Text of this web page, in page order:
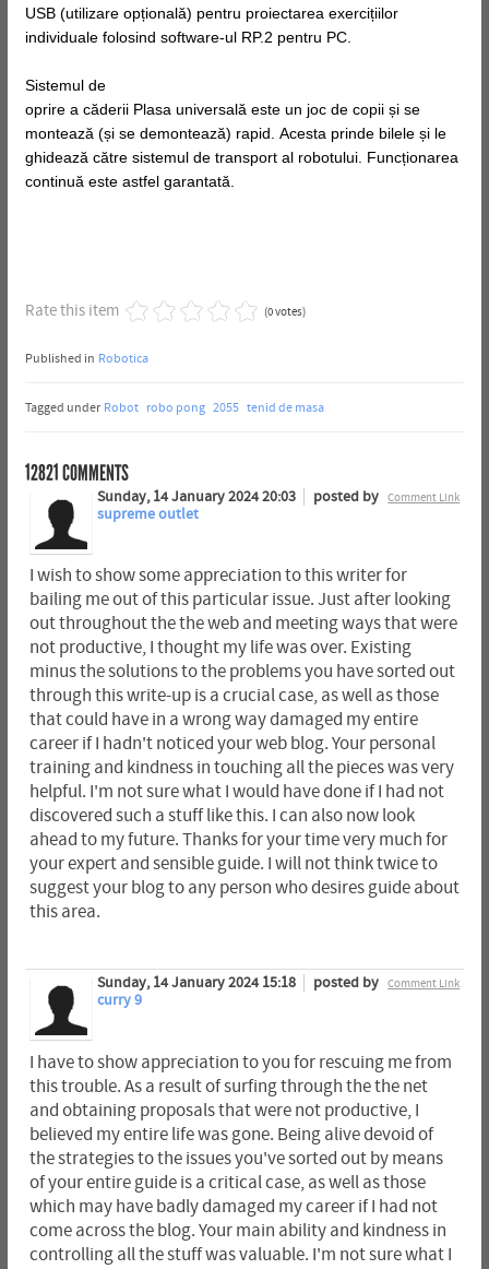
USB (utilizare opțională) pentru proiectarea exercițiilor
individuale folosind software-ul RP.2 pentru PC.
Sistemul de
oprire a căderii Plasa universală este un joc de copii și se
montează (și se demontează) rapid. Acesta prinde bilele și le
ghidează către sistemul de transport al robotului. Funcționarea
continuă este astfel garantată.
Rate this item (0 votes)
Published in Robotica
Tagged under Robot robo pong 2055 tenid de masa
12821COMMENTS
Comment Link
Sunday, 14 January 2024 20:03
posted by
supreme outlet
I wish to show some appreciation to this writer for
bailing me out of this particular issue. Just after looking
out throughout the the web and meeting ways that were
not productive, I thought my life was over. Existing
minus the solutions to the problems you have sorted out
through this write-up is a crucial case, as well as those
that could have in a wrong way damaged my entire
career if I hadn't noticed your web blog. Your personal
training and kindness in touching all the pieces was very
helpful. I'm not sure what I would have done if I had not
discovered such a stuff like this. I can also now look
ahead to my future. Thanks for your time very much for
your expert and sensible guide. I will not think twice to
suggest your blog to any person who desires guide about
this area.
Comment Link
Sunday, 14 January 2024 15:18
posted by
curry 9
I have to show appreciation to you for rescuing me from
this trouble. As a result of surfing through the the net
and obtaining proposals that were not productive, I
believed my entire life was gone. Being alive devoid of
the strategies to the issues you've sorted out by means
of your entire guide is a critical case, as well as those
which may have badly damaged my career if I had not
come across the blog. Your main ability and kindness in
controlling all the stuff was valuable. I'm not sure what I